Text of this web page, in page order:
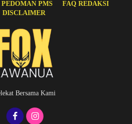
PEDOMAN PMS
FAQ REDAKSI
DISCLAIMER
Bersama Kami